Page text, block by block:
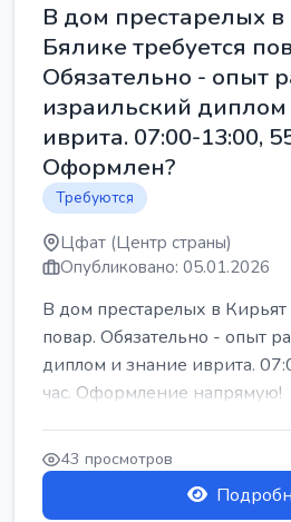
В дом престарелых в
Бялике требуется
Обязательно - опыт
израильский
иврита. 07:00-13:00,
Оформлен?
Требуются
Цфат (Центр страны)
Опубликовано: 05.01.2026
В дом престарелых в Кирьят
повар. Обязательно - опыт
диплом и знание иврита.
час. Оформление напрямую!
43 просмотров